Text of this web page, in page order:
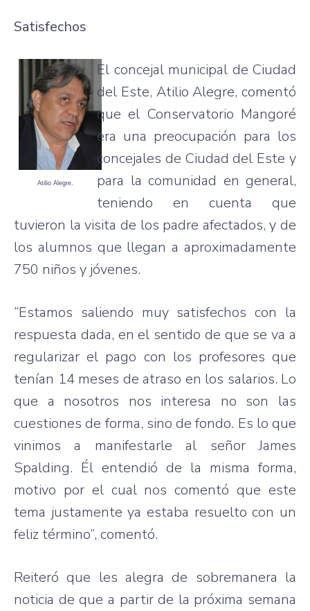
Satisfechos
Atilio Alegre.
El concejal municipal de Ciudad
del Este, Atilio Alegre, comentó
que el Conservatorio Mangoré
era una preocupación para los
concejales de Ciudad del Este y
para la comunidad en general,
teniendo en cuenta que
tuvieron la visita de los padre afectados, y de
los alumnos que llegan a aproximadamente
750 niños y jóvenes.
“Estamos saliendo muy satisfechos con la
respuesta dada, en el sentido de que se va a
regularizar el pago con los profesores que
tenían 14 meses de atraso en los salarios. Lo
que a nosotros nos interesa no son las
cuestiones de forma, sino de fondo. Es lo que
vinimos a manifestarle al señor James
Spalding. Él entendió de la misma forma,
motivo por el cual nos comentó que este
tema justamente ya estaba resuelto con un
feliz término”, comentó.
Reiteró que les alegra de sobremanera la
noticia de que a partir de la próxima semana